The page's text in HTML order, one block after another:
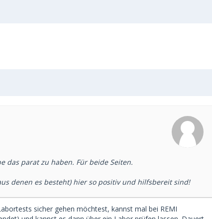
das parat zu haben. Für beide Seiten.
denen es besteht) hier so positiv und hilfsbereit sind!
sicher gehen möchtest, kannst mal bei REMI